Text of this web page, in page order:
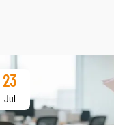
23
Jul